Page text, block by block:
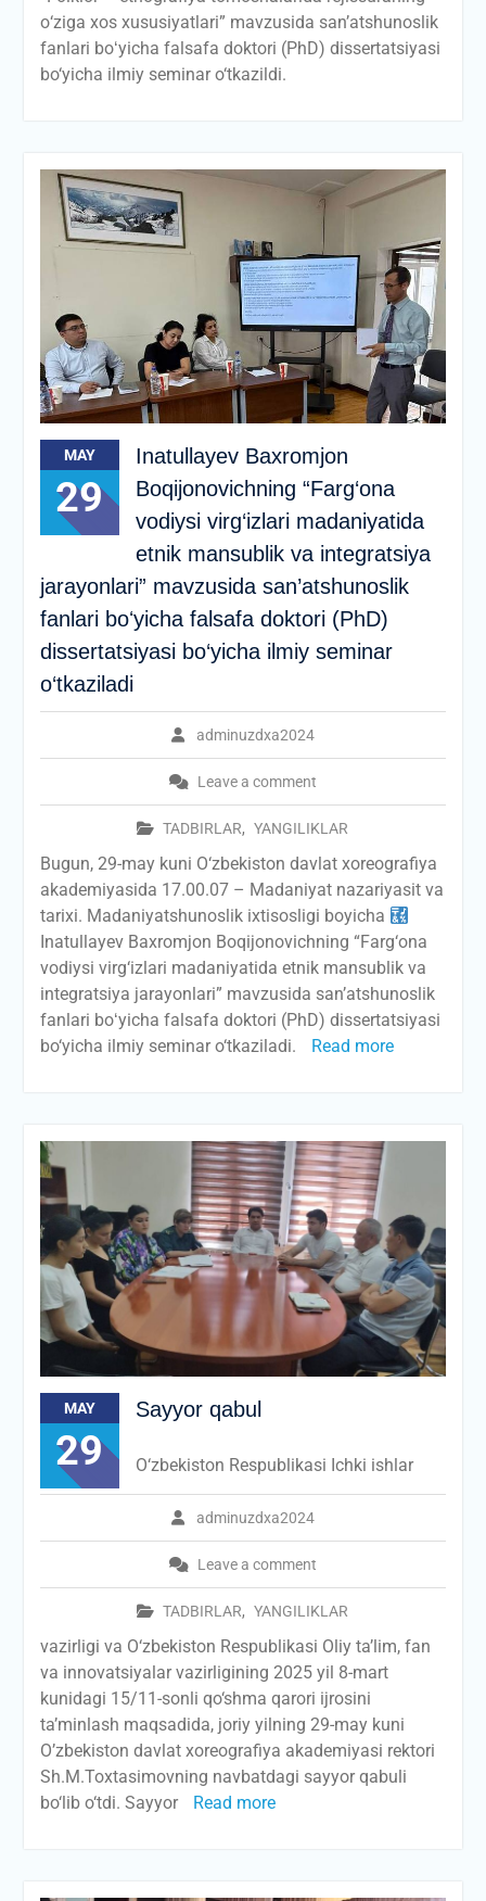
о‘ziga xos xususiyatlari” mavzusida san’atshunoslik
fanlari boʻyicha falsafa doktori (PhD) dissertatsiyasi
bo‘yicha ilmiy seminar o‘tkazildi.
MAY
29
Inatullayev Baxromjon
Boqijonovichning “Farg‘ona
vodiysi virg‘izlari madaniyatida
etnik mansublik va integratsiya
jarayonlari” mavzusida san’atshunoslik
fanlari boʻyicha falsafa doktori (PhD)
dissertatsiyasi bo‘yicha ilmiy seminar
o‘tkaziladi
adminuzdxa2024
Leave a comment
TADBIRLAR, YANGILIKLAR
Bugun, 29-may kuni O‘zbekiston davlat xoreografiya
akademiyasida 17.00.07 – Madaniyat nazariyasit va
tarixi. Madaniyatshunoslik ixtisosligi boyicha
Inatullayev Baxromjon Boqijonovichning “Farg‘ona
vodiysi virg‘izlari madaniyatida etnik mansublik va
integratsiya jarayonlari” mavzusida san’atshunoslik
fanlari boʻyicha falsafa doktori (PhD) dissertatsiyasi
bo‘yicha ilmiy seminar o‘tkaziladi.
Read more
MAY
29
Sayyor qabul
adminuzdxa2024
Leave a comment
TADBIRLAR, YANGILIKLAR
O‘zbekiston Respublikasi Ichki ishlar
vazirligi va O‘zbekiston Respublikasi Oliy ta’lim, fan
va innovatsiyalar vazirligining 2025 yil 8-mart
kunidagi 15/11-sonli qo‘shma qarori ijrosini
ta’minlash maqsadida, joriy yilning 29-may kuni
O’zbekiston davlat xoreografiya akademiyasi rektori
Sh.M.Toxtasimovning navbatdagi sayyor qabuli
bo‘lib o‘tdi. Sayyor
Read more